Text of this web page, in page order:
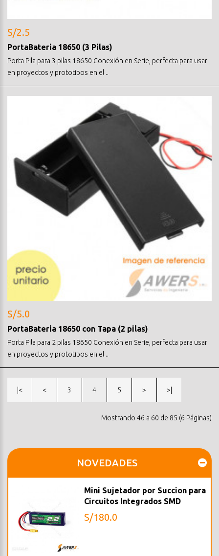
S/2.5
PortaBateria 18650 (3 Pilas)
Porta Pila para 3 pilas 18650 Conexión en Serie, perfecta para usar
en proyectos y prototipos en el ..
S/5.0
PortaBateria 18650 con Tapa (2 pilas)
Porta Pila para 2 pilas 18650 Conexión en Serie, perfecta para usar
en proyectos y prototipos en el ..
|< < 3 4 5 > >|
Mostrando 46 a 60 de 85 (6 Páginas)
NOVEDADES
Mini Sujetador por Succion para
Circuitos Integrados SMD
S/180.0